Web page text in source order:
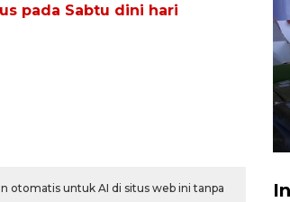
pada Sabtu dini hari
otomatis untuk AI di situs web ini tanpa